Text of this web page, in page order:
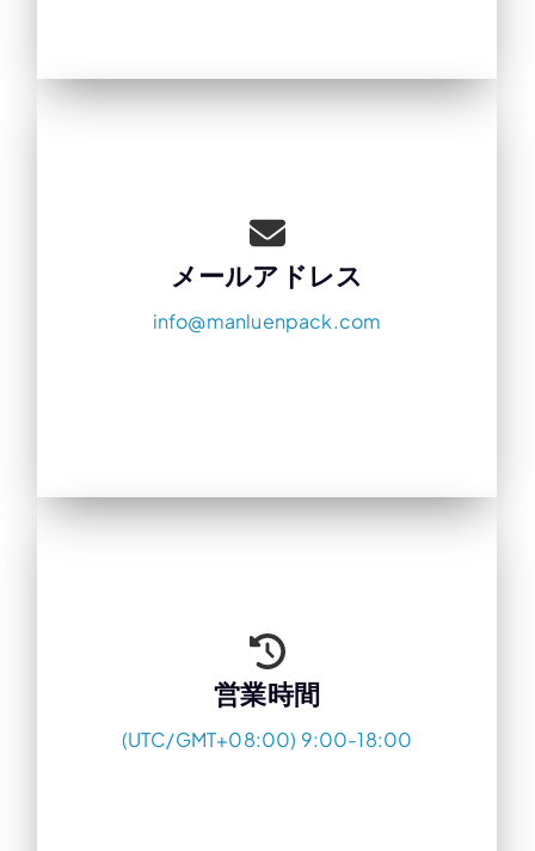
メールアドレス
info@manluenpack.com
営業時間
(UTC/GMT+08:00) 9:00-18:00